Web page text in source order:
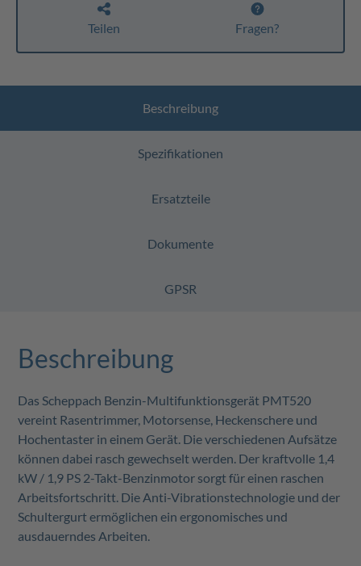
Teilen Fragen?
Beschreibung
Spezifikationen
Ersatzteile
Dokumente
GPSR
Beschreibung
Das Scheppach Benzin-Multifunktionsgerät PMT520
vereint Rasentrimmer, Motorsense, Heckenschere und
Hochentaster in einem Gerät. Die verschiedenen Aufsätze
können dabei rasch gewechselt werden. Der kraftvolle 1,4
kW / 1,9 PS 2-Takt-Benzinmotor sorgt für einen raschen
Arbeitsfortschritt. Die Anti-Vibrationstechnologie und der
Schultergurt ermöglichen ein ergonomisches und
ausdauerndes Arbeiten.